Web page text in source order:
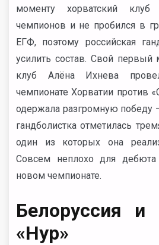
моменту хорватский
чемпионов и не пробился в
ЕГФ, поэтому российская
усилить состав. Свой
клуб Алёна Ихнева
чемпионате Хорватии против
одержала разгромную победу
гандболистка отметилась
один из которых она
Совсем неплохо для
новом чемпионате.
Белоруссия и
«Нур»